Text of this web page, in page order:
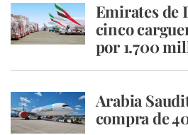
Emirates de
cinco
por 1.700
Arabia
compra de